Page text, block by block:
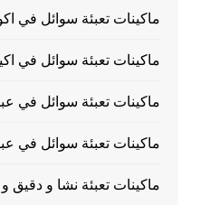
ماكينات تعبئة سوائل في
ماكينات تعبئة سوائل في
ماكينات تعبئة سوائل في
ماكينات تعبئة سوائل في
ماكينات تعبئة نشا و دقيق